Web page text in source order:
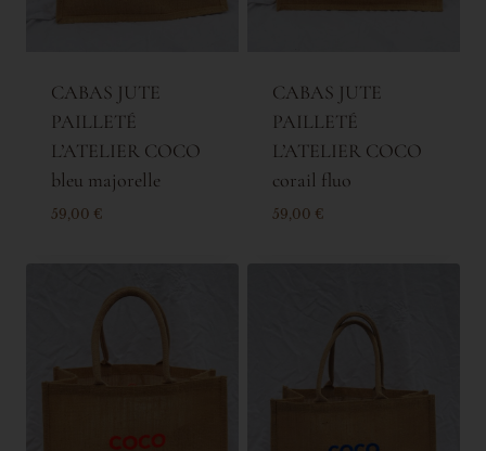
CABAS JUTE
PAILLETÉ
L’ATELIER COCO
bleu majorelle
59,00 €
CABAS JUTE
PAILLETÉ
L’ATELIER COCO
corail fluo
59,00 €